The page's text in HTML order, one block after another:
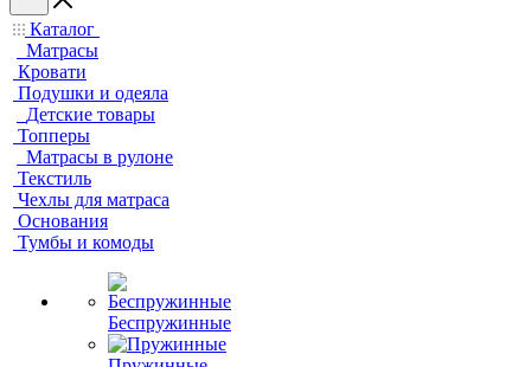
Каталог
Матрасы
Кровати
Подушки и одеяла
Детские товары
Топперы
Матрасы в рулоне
Текстиль
Чехлы для матраса
Основания
Тумбы и комоды
Беспружинные